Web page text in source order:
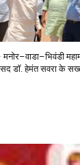
डॉ. हेमंत सवरा के